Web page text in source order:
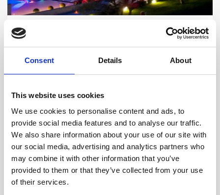
Consent Details About
This website uses cookies
We use cookies to personalise content and ads, to
provide social media features and to analyse our traffic.
We also share information about your use of our site with
our social media, advertising and analytics partners who
may combine it with other information that you’ve
provided to them or that they’ve collected from your use
of their services.
IZBOR LOKACIJA
Prostori za sve prigode
proslava ili opuštenih, poslovnih sastanaka.
SAZNAJTE VIŠE